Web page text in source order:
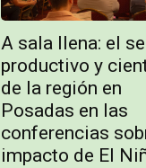
A sala llena: el
productivo y
de la región en
Posadas en las
conferencias
impacto de El